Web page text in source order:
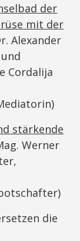
der
mit der
Alexander
Cordalija
stärkende
Werner
die